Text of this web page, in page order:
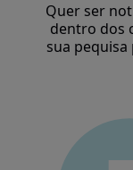
Quer ser
dentro dos
sua